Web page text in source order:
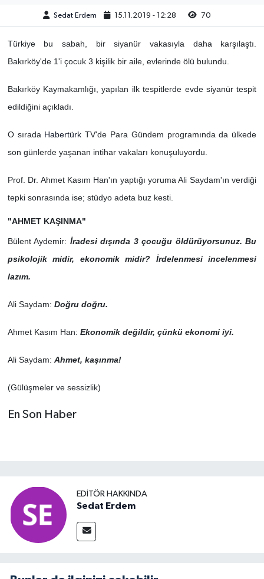
Sedat Erdem 15.11.2019 - 12:28 70
Türkiye bu sabah, bir siyanür vakasıyla daha karşılaştı.
Bakırköy'de 1'i çocuk 3 kişilik bir aile, evlerinde ölü bulundu.
Bakırköy Kaymakamlığı, yapılan ilk tespitlerde evde siyanür tespit
edildiğini açıkladı.
O sırada Habertürk TV'de Para Gündem programında da ülkede
son günlerde yaşanan intihar vakaları konuşuluyordu.
Prof. Dr. Ahmet Kasım Han'ın yaptığı yoruma Ali Saydam'ın verdiği
tepki sonrasında ise; stüdyo adeta buz kesti.
"AHMET KAŞINMA"
Bülent Aydemir: İradesi dışında 3 çocuğu öldürüyorsunuz. Bu
psikolojik midir, ekonomik midir? İrdelenmesi incelenmesi
lazım.
Ali Saydam: Doğru doğru.
Ahmet Kasım Han: Ekonomik değildir, çünkü ekonomi iyi.
Ali Saydam: Ahmet, kaşınma!
(Gülüşmeler ve sessizlik)
En Son Haber
EDITÖR HAKKINDA
Sedat Erdem